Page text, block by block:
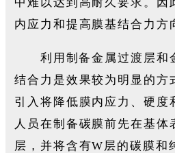
内应力和提高膜基结合力方
利用制备金属过渡层和
结合力是效果较为明显的方
引入将降低膜内应力、硬度
人员在制备碳膜前先在基体
层，并将含有W层的碳膜和